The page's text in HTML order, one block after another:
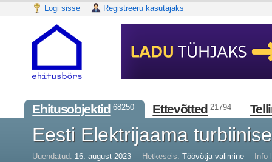
Logi sisse Registreeru kasutajaks
Ehitusobjektid 68250 Ettevõtted 21794
Eesti Elektrijaama
Uuendatud: 16. august 2023 Hetkeseis: Töövõtja valimine Info